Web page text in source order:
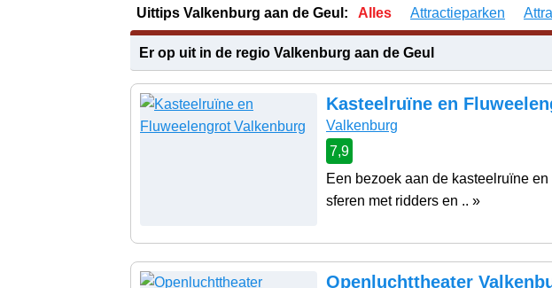
Uittips Valkenburg aan de Geul: Alles Attractieparken
Er op uit in de regio Valkenburg aan de Geul
Kasteelruïne en
Valkenburg
7,9
Een bezoek aan de kasteelruïne
sferen met ridders en .. »
Openluchttheater